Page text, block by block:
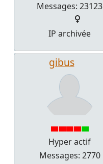
Messages: 23123
IP archivée
gibus
Hyper actif
Messages: 2770